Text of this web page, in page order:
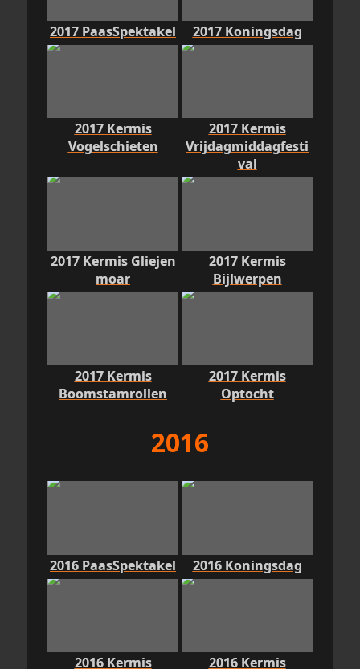
2017 PaasSpektakel 2017 Koningsdag
2017 Kermis
Vogelschieten
2017 Kermis
Vrijdagmiddagfesti
val
2017 Kermis Gliejen
moar
2017 Kermis
Bijlwerpen
2017 Kermis
Boomstamrollen
2017 Kermis
Optocht
2016
2016 PaasSpektakel 2016 Koningsdag
2016 Kermis 2016 Kermis